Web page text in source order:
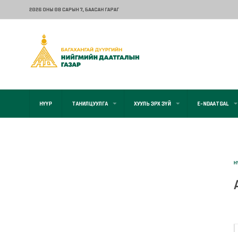
2026 ОНЫ 08 САРЫН 7, БААСАН ГАРАГ
НҮҮР ТАНИЛЦУУЛГА ХУУЛЬ ЭРХ ЗҮЙ E-NDAATGAL